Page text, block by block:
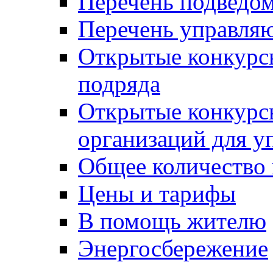
Перечень
Открытые
подряда
Открытые
организаций для
Общее
Цены и тарифы
В помощь жителю
Энергосбережение